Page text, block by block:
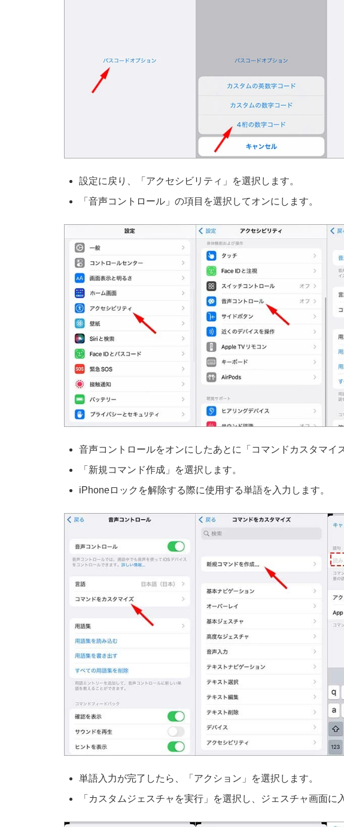
設定に戻り、「アクセシビリティ」を選択します。
「音声コントロール」の項目を選択してオンにします。
音声コントロールをオンにしたあとに「コマンドカスタマイ
「新規コマンド作成」を選択します。
iPhoneロックを解除する際に使用する単語を入力します。
単語入力が完了したら、「アクション」を選択します。
「カスタムジェスチャを実行」を選択し、ジェスチャ画面に